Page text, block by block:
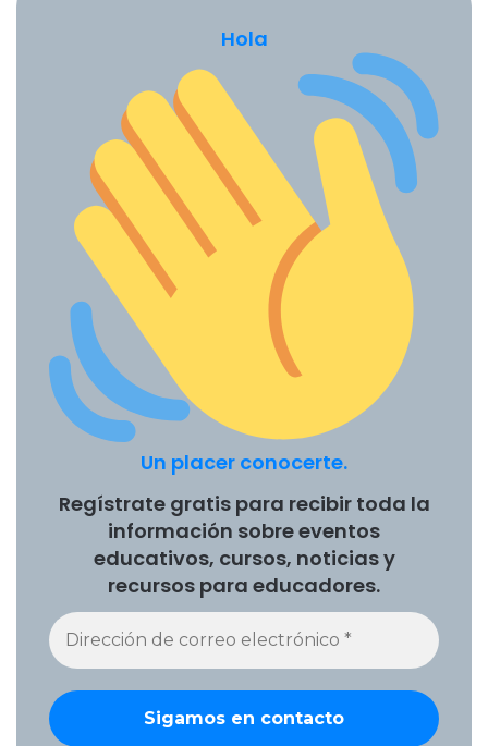
Hola
Un placer conocerte.
Regístrate gratis para recibir toda la
información sobre eventos
educativos, cursos, noticias y
recursos para educadores.